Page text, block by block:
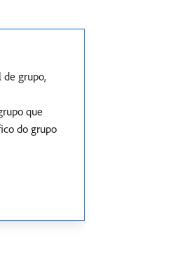
grupo,
que
do grupo